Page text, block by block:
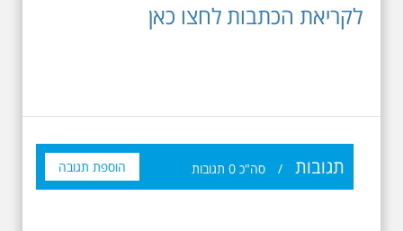
לקריאת הכתבות לחצו כאן
תגובות / סה"כ 0 תגובות הוספת תגובה